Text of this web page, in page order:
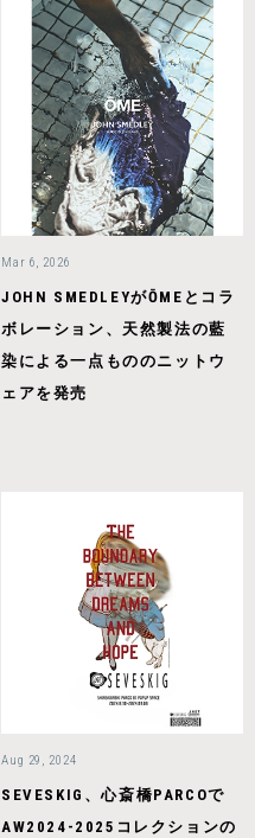
Mar 6, 2026
JOHN SMEDLEYがŌMEとコラ
ボレーション、天然製法の藍
染による一点もののニットウ
ェアを発売
Aug 29, 2024
SEVESKIG、心斎橋PARCOで
AW2024-2025コレクションの